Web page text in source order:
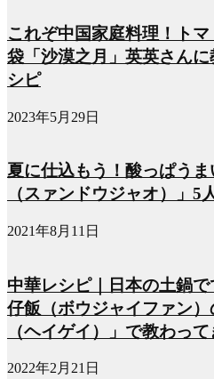
これぞ中国家庭料理！ト
袋「沙漠之月」英英さん
シピ
2023年5月29日
夏に仕込もう！酸っぱう
（スァンドウジャオ）」5
2021年8月11日
中華レシピ｜日本の土鍋
仔飯（ボウジャイファン
（ヘイゲイ）」で教わって
2022年2月21日